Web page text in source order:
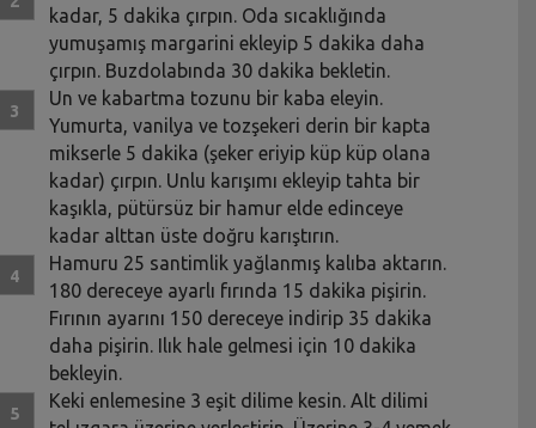
kadar, 5 dakika çırpın. Oda sıcaklığında
yumuşamış margarini ekleyip 5 dakika daha
çırpın. Buzdolabında 30 dakika bekletin.
Un ve kabartma tozunu bir kaba eleyin.
Yumurta, vanilya ve tozşekeri derin bir kapta
mikserle 5 dakika (şeker eriyip küp küp olana
kadar) çırpın. Unlu karışımı ekleyip tahta bir
kaşıkla, pütürsüz bir hamur elde edinceye
kadar alttan üste doğru karıştırın.
Hamuru 25 santimlik yağlanmış kalıba aktarın.
180 dereceye ayarlı fırında 15 dakika pişirin.
Fırının ayarını 150 dereceye indirip 35 dakika
daha pişirin. Ilık hale gelmesi için 10 dakika
bekleyin.
Keki enlemesine 3 eşit dilime kesin. Alt dilimi